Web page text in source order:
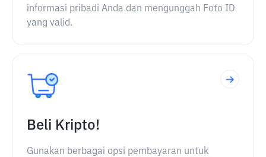
informasi pribadi Anda dan mengunggah Foto ID
yang valid.
Beli Kripto!
Gunakan berbagai opsi pembayaran untuk